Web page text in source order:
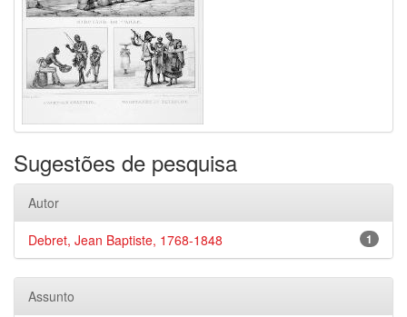
Sugestões de pesquisa
Autor
1
Debret, Jean Baptiste, 1768-1848
Assunto